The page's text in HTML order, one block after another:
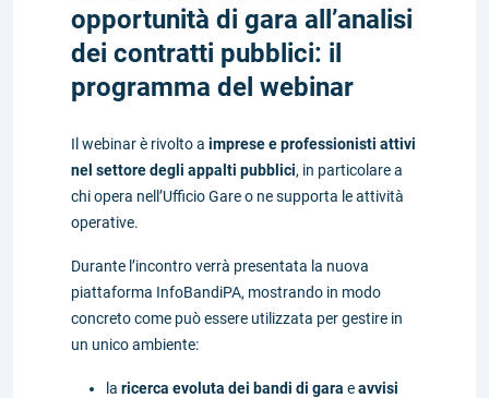
opportunità di gara all’analisi
dei contratti pubblici: il
programma del webinar
Il webinar è rivolto a imprese e professionisti attivi
nel settore degli appalti pubblici, in particolare a
chi opera nell’Ufficio Gare o ne supporta le attività
operative.
Durante l’incontro verrà presentata la nuova
piattaforma InfoBandiPA, mostrando in modo
concreto come può essere utilizzata per gestire in
un unico ambiente:
la ricerca evoluta dei bandi di gara eavvisi